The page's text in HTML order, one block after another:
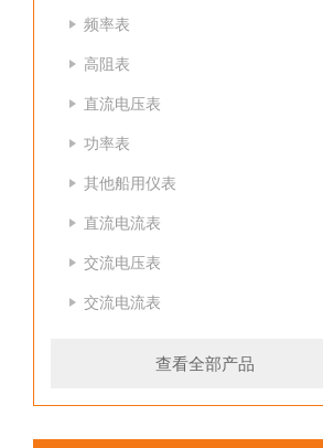
频率表
高阻表
直流电压表
功率表
其他船用仪表
直流电流表
交流电压表
交流电流表
查看全部产品